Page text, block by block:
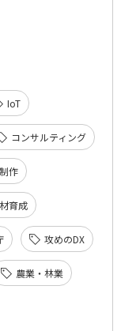
IoT
コンサルティング
作
育成
攻めのDX
農業・林業